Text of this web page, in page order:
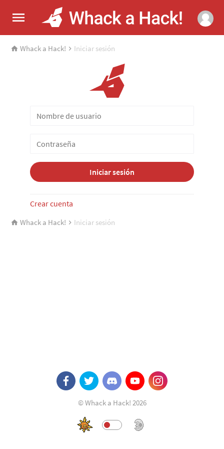
Whack a Hack! Iniciar sesión
Iniciar sesión
Crear cuenta
Whack a Hack! Iniciar sesión
© Whack a Hack! 2026